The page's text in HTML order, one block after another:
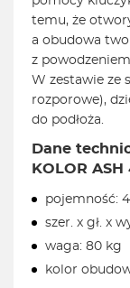
temu, że
a obudowa
z
W zestawie ze
rozporowe),
do podłoża.
Dane
KOLOR ASH
pojemność: 4
szer. x gł. x
waga: 80 kg
kolor